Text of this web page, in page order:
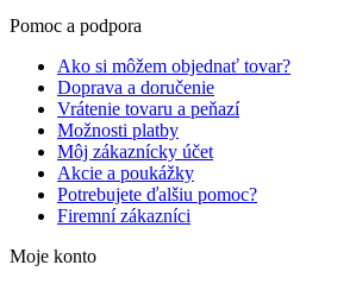
Pomoc a podpora
Ako si môžem objednať tovar?
Doprava a doručenie
Vrátenie tovaru a peňazí
Možnosti platby
Môj zákaznícky účet
Akcie a poukážky
Potrebujete ďalšiu pomoc?
Firemní zákazníci
Moje konto